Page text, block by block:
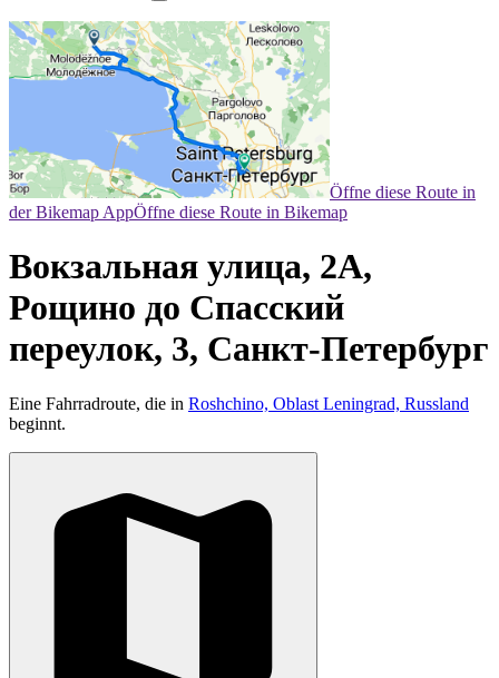
Öffne diese Route in
der Bikemap AppÖffne diese Route in Bikemap
Вокзальная улица, 2А,
Рощино до Спасский
переулок, 3, Санкт-Петербург
Eine Fahrradroute, die in Roshchino, Oblast Leningrad, Russland
beginnt.